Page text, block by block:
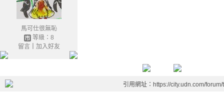
馬可仕很無恥
等級：8
留言｜ 加入好友
引用網址：https://city.udn.com/